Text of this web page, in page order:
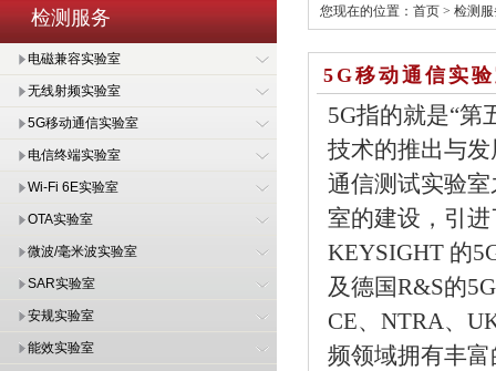
检测服务
电磁兼容实验室
无线射频实验室
5G移动通信实验室
电信终端实验室
Wi-Fi 6E实验室
OTA实验室
微波/毫米波实验室
SAR实验室
安规实验室
能效实验室
您现在的位置： 首页 > 检测
5G移动通信实
5G指的就是“第
技术的推出与
通信测试实验
室的建设，引
KEYSIGHT 的
及德国R&S的
CE、NTRA、
频领域拥有丰